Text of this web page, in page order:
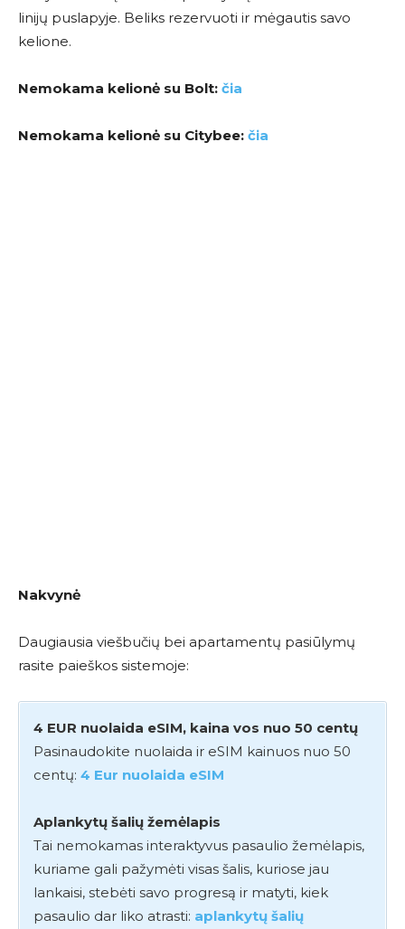
linijų puslapyje. Beliks rezervuoti ir mėgautis savo
kelione.
Nemokama kelionė su Bolt: čia
Nemokama kelionė su Citybee: čia
Nakvynė
Daugiausia viešbučių bei apartamentų pasiūlymų
rasite paieškos sistemoje:
4 EUR nuolaida eSIM, kaina vos nuo 50 centų
Pasinaudokite nuolaida ir eSIM kainuos nuo 50
centų: 4 Eur nuolaida eSIM
Aplankytų šalių žemėlapis
Tai nemokamas interaktyvus pasaulio žemėlapis,
kuriame gali pažymėti visas šalis, kuriose jau
lankaisi, stebėti savo progresą ir matyti, kiek
pasaulio dar liko atrasti: aplankytų šalių